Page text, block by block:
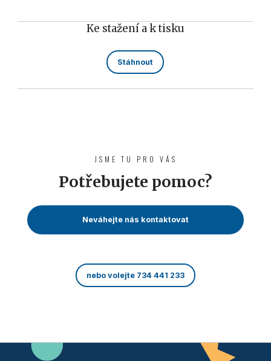
Ke stažení a k tisku
Stáhnout
JSME TU PRO VÁS
Potřebujete pomoc?
Neváhejte nás kontaktovat
nebo volejte 734 441 233